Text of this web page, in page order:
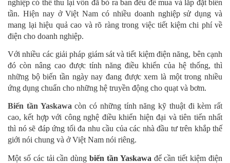
nghiệp có thể thu lại vốn đã bỏ ra ban đều để mua và lắp đặt biến
tần. Hiện nay ở Việt Nam có nhiều doanh nghiệp sử dụng và
mang lại hiệu quả cao và rõ ràng trong việc tiết kiệm chi phí về
điện cho doanh nghiệp.
Với nhiều các giải pháp giám sát và tiết kiệm điện năng, bên cạnh
đó còn nâng cao được tính năng điều khiển của hệ thống, thì
những bộ biến tần ngày nay đang được xem là một trong nhiều
ứng dụng chuẩn cho những hệ truyền động cho quạt và bơm.
Biến tần Yaskawa còn có những tính năng kỹ thuật đi kèm rất
cao, kết hợp với công nghệ điều khiển hiện đại và tiên tiến nhất
thì nó sẽ đáp ứng tối đa nhu cầu của các nhà đầu tư trên khắp thế
giới nói chung và ở Việt Nam nói riêng.
Một số các tải cần dùngbiến tần Yaskawa để cần tiết kiệm điện